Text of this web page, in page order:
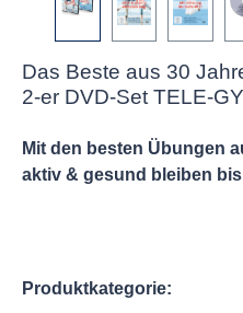
Das Beste aus 30
2-er DVD-Set TELE-
Mit den besten Übungen
aktiv & gesund bleiben
Produktkategorie: